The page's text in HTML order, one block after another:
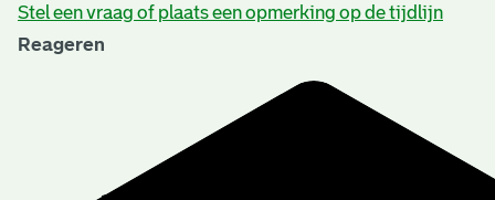
Stel een vraag of plaats een opmerking op de tijdlijn
Reageren